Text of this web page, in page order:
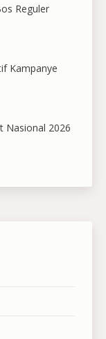
Reguler
Kampanye
Nasional 2026